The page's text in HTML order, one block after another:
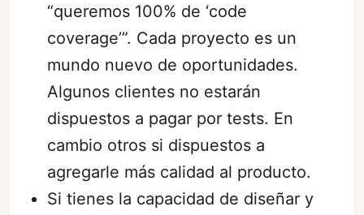
“queremos 100% de ‘code
coverage’”. Cada proyecto es un
mundo nuevo de oportunidades.
Algunos clientes no estarán
dispuestos a pagar por tests. En
cambio otros si dispuestos a
agregarle más calidad al producto.
Si tienes la capacidad de diseñar y